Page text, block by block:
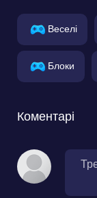
Веселі
Блоки
Коментарі